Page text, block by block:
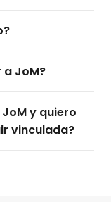
JoM?
y quiero
vinculada?